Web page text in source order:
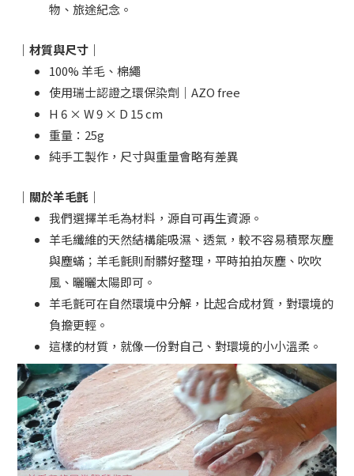
物、旅途紀念。
｜材質與尺寸｜
100% 羊毛、棉繩
使用瑞士認證之環保染劑｜AZO free
H 6 × W 9 × D 15 cm
重量：25g
純手工製作，尺寸與重量會略有差異
｜關於羊毛氈｜
我們選擇羊毛為材料，源自可再生資源。
羊毛纖維的天然結構能吸濕、透氣，較不容易積聚灰塵
與塵蟎；羊毛氈則耐髒好整理，平時拍拍灰塵、吹吹
風、曬曬太陽即可。
羊毛氈可在自然環境中分解，比起合成材質，對環境的
負擔更輕。
這樣的材質，就像一份對自己、對環境的小小溫柔。